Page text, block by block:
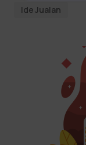
Ide Jualan